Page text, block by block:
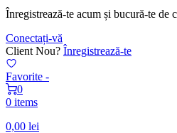
Înregistrează-te acum și bucură-te de
Conectați-vă
Client Nou? Înregistrează-te
Favorite -
0
0 items
0,00 lei